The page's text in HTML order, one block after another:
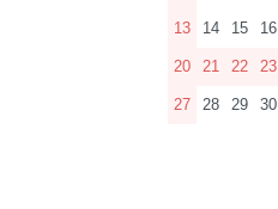
13 14 15 16
20 21 22 23
27 28 29 30